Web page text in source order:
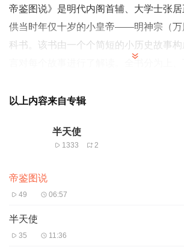
帝鉴图说》是明代内阁首辅、大学士张居
供当时年仅十岁的小皇帝——明神宗（万
科书。该书由一个个简短的小历史故事
法”的故事；下篇“狂愚覆辙”共36个小故
小皇帝加以教诲。插图为明代的木刻版
和收藏性。
以上内容来自专辑
半天使
1333 2
帝鉴图说
49 06:57
半天使
35 11:36